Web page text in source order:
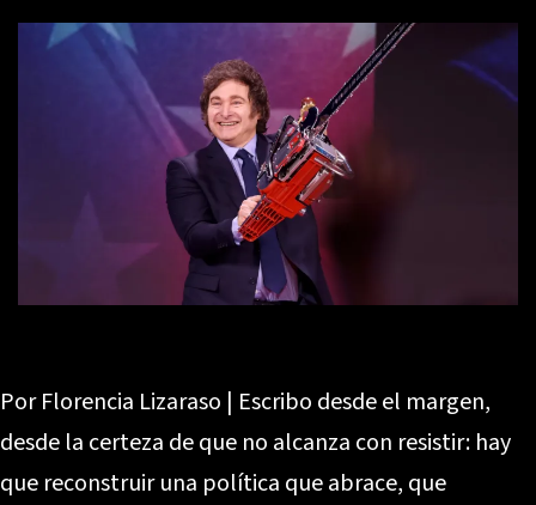
Por Florencia Lizaraso | Escribo desde el margen,
desde la certeza de que no alcanza con resistir: hay
que reconstruir una política que abrace, que